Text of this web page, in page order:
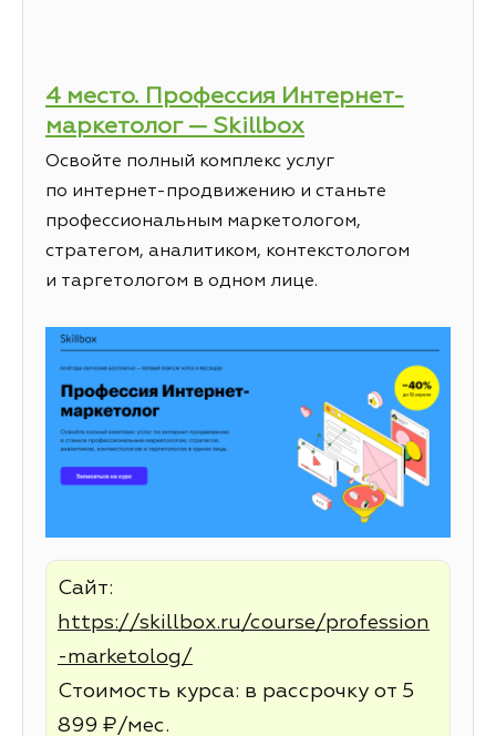
4 место. Профессия Интернет-
маркетолог — Skillbox
Освойте полный комплекс услуг
по интернет-продвижению и станьте
профессиональным маркетологом,
стратегом, аналитиком, контекстологом
и таргетологом в одном лице.
Сайт:
https://skillbox.ru/course/profession
-marketolog/
Стоимость курса: в рассрочку от 5
899 ₽/мес.